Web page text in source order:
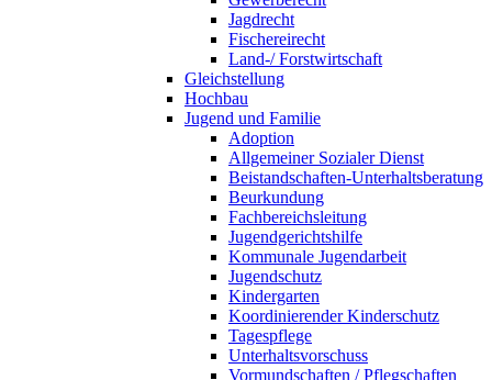
Jagdrecht
Fischereirecht
Land-/ Forstwirtschaft
Gleichstellung
Hochbau
Jugend und Familie
Adoption
Allgemeiner Sozialer Dienst
Beistandschaften-Unterhaltsberatung
Beurkundung
Fachbereichsleitung
Jugendgerichtshilfe
Kommunale Jugendarbeit
Jugendschutz
Kindergarten
Koordinierender Kinderschutz
Tagespflege
Unterhaltsvorschuss
Vormundschaften / Pflegschaften